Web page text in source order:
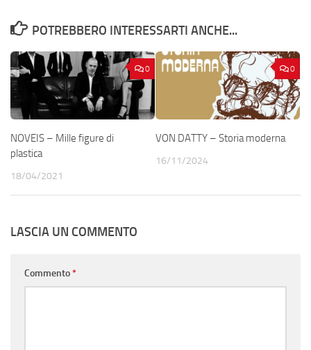
POTREBBERO INTERESSARTI ANCHE...
0
NOVEIS – Mille figure di
plastica
18/04/2021
0
VON DATTY – Storia moderna
16/11/2024
LASCIA UN COMMENTO
Commento*